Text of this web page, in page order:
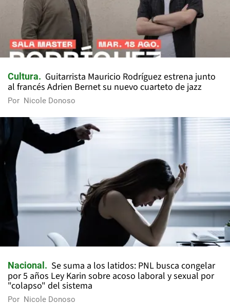
Cultura
Guitarrista Mauricio Rodríguez estrena junto
al francés Adrien Bernet su nuevo cuarteto de jazz
Por Nicole Donoso
Nacional
Se suma a los latidos: PNL busca congelar
por 5 años Ley Karin sobre acoso laboral y sexual por
"colapso" del sistema
Por Nicole Donoso